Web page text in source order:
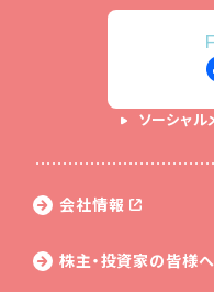
ソーシャル
会社情報
株主・投資家の皆様へ